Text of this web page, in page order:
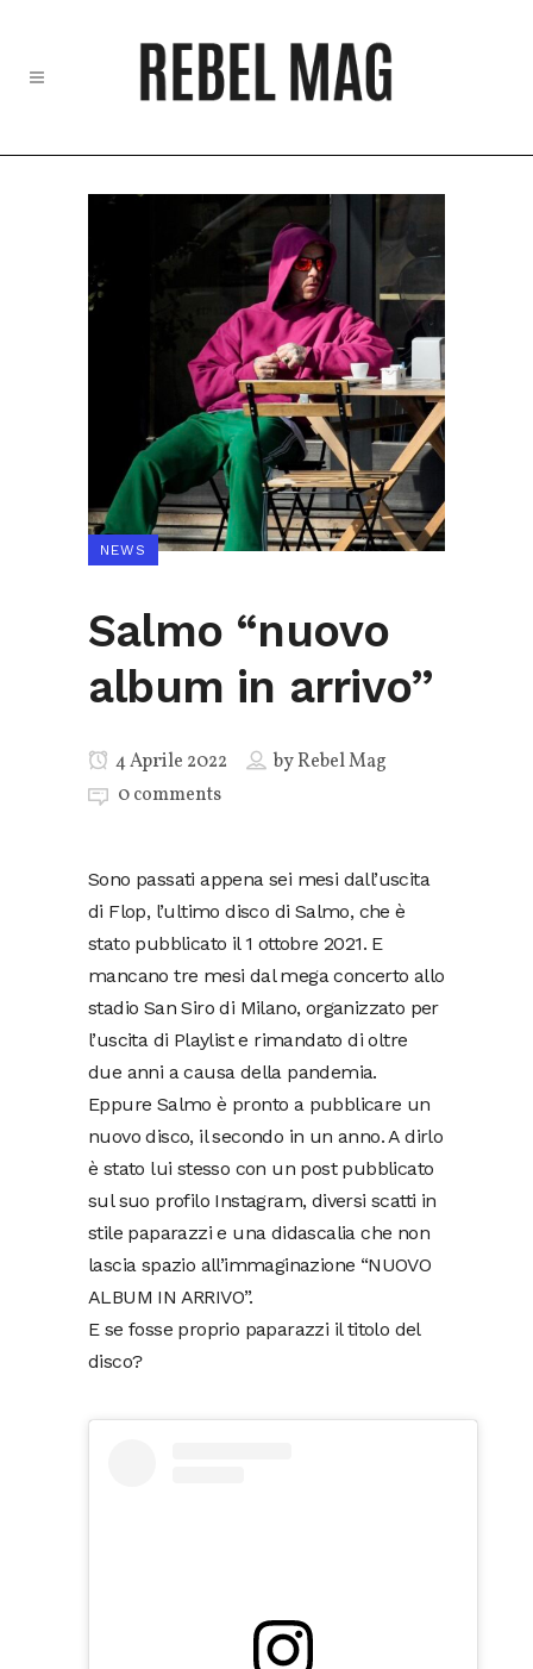
NEWS
Salmo “nuovo
album in arrivo”
4 Aprile 2022 byRebel Mag
0 comments
Sono passati appena sei mesi dall’uscita
di Flop, l’ultimo disco di Salmo, che è
stato pubblicato il 1 ottobre 2021. E
mancano tre mesi dal mega concerto allo
stadio San Siro di Milano, organizzato per
l’uscita di Playlist e rimandato di oltre
due anni a causa della pandemia.
Eppure Salmo è pronto a pubblicare un
nuovo disco, il secondo in un anno. A dirlo
è stato lui stesso con un post pubblicato
sul suo profilo Instagram, diversi scatti in
stile paparazzi e una didascalia che non
lascia spazio all’immaginazione “NUOVO
ALBUM IN ARRIVO”.
E se fosse proprio paparazzi il titolo del
disco?